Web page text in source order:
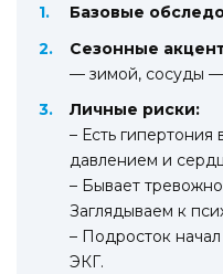
Базовые
Сезонные
— зимой, сосуды
Личные риски:
– Есть
давлением и
– Бывает
Заглядываем к
– Подросток
ЭКГ.